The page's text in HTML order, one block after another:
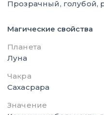
Прозрачный, голубой,
Магические свойства
Планета
Луна
Чакра
Сахасрара
Значение